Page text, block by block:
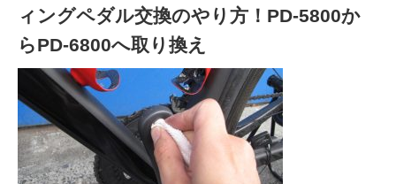
ィングペダル交換のやり方！PD-5800か
らPD-6800へ取り換え